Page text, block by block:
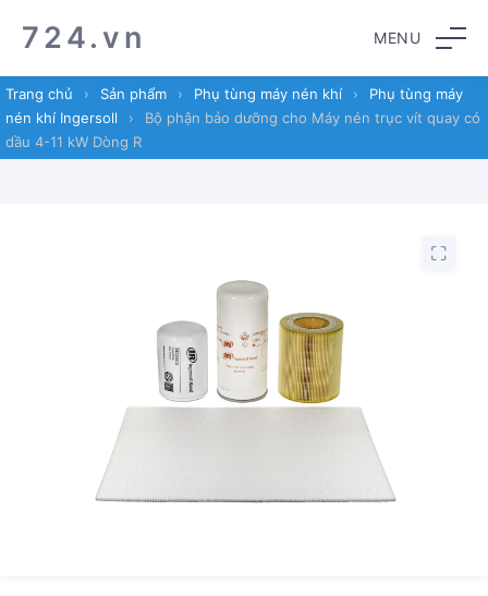
to
navigation
to
content
724.vn MENU
Trang chủ › Sản phẩm › Phụ tùng máy nén khí ›
Phụ tùng máy
nén khí Ingersoll
›
Bộ phận bảo dưỡng cho Máy nén trục vít quay có
dầu 4-11 kW Dòng R